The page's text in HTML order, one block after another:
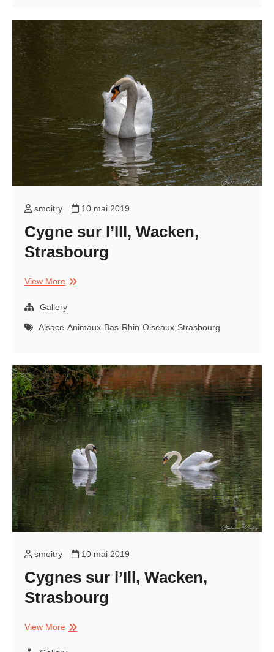
smoitry 10 mai 2019
Cygne sur l’Ill, Wacken,
Strasbourg
View MoreCygne
l’Ill,
Strasbourg
Gallery
Alsace Animaux Bas-Rhin Oiseaux Strasbourg
smoitry 10 mai 2019
Cygnes sur l’Ill, Wacken,
Strasbourg
View MoreCygnes